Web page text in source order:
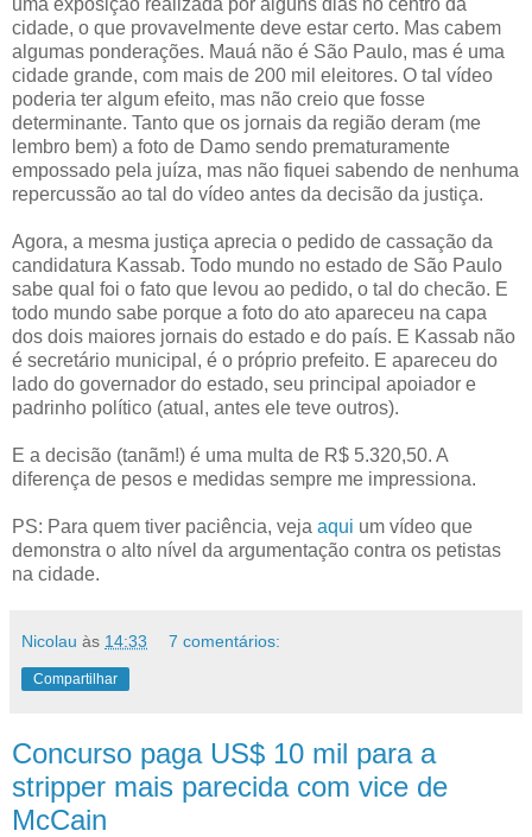
cidade, o que provavelmente deve estar certo. Mas cabem
algumas ponderações. Mauá não é São Paulo, mas é uma
cidade grande, com mais de 200 mil eleitores. O tal vídeo
poderia ter algum efeito, mas não creio que fosse
determinante. Tanto que os jornais da região deram (me
lembro bem) a foto de Damo sendo prematuramente
empossado pela juíza, mas não fiquei sabendo de nenhuma
repercussão ao tal do vídeo antes da decisão da justiça.
Agora, a mesma justiça aprecia o pedido de cassação da
candidatura Kassab. Todo mundo no estado de São Paulo
sabe qual foi o fato que levou ao pedido, o tal do checão. E
todo mundo sabe porque a foto do ato apareceu na capa
dos dois maiores jornais do estado e do país. E Kassab não
é secretário municipal, é o próprio prefeito. E apareceu do
lado do governador do estado, seu principal apoiador e
padrinho político (atual, antes ele teve outros).
E a decisão (tanãm!) é uma multa de R$ 5.320,50. A
diferença de pesos e medidas sempre me impressiona.
PS: Para quem tiver paciência, veja aqui um vídeo que
demonstra o alto nível da argumentação contra os petistas
na cidade.
Nicolau às 14:33 7 comentários:
Compartilhar
Concurso paga US$ 10 mil para a
stripper mais parecida com vice de
McCain